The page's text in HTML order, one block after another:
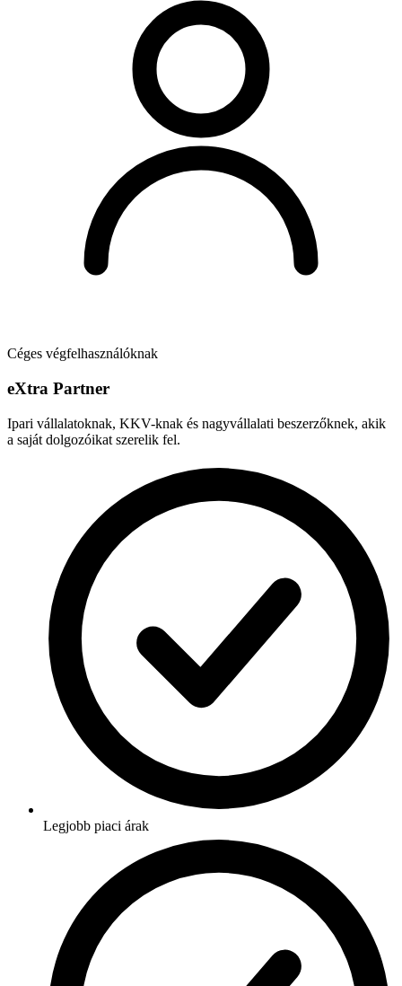
Céges végfelhasználóknak
eXtra Partner
Ipari vállalatoknak, KKV-knak és nagyvállalati beszerzőknek, akik
a saját dolgozóikat szerelik fel.
Legjobb piaci árak